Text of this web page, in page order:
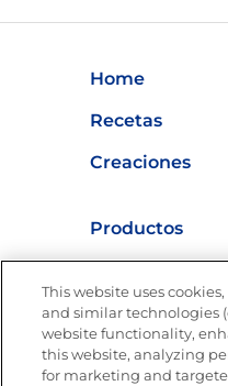
Home
Recetas
Creaciones
Productos
Nutrición
This website uses
and similar technologies
website functionality,
this website, analyzing
for marketing and